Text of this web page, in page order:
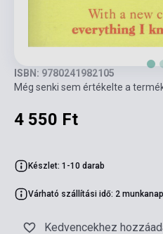
ISBN: 9780241982105
Még senki sem értékelte a
4 550 Ft
Készlet: 1-10 darab
Várható szállítási idő: 2 munkanap
Kedvencekhez